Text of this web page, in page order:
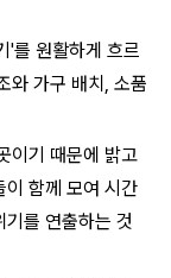
'를 원활하게 흐르
와 가구 배치, 소품
이기 때문에 밝고
이 함께 모여 시간
를 연출하는 것